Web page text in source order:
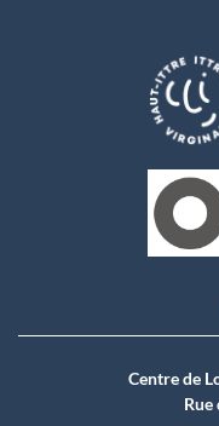
Centre de
Rue